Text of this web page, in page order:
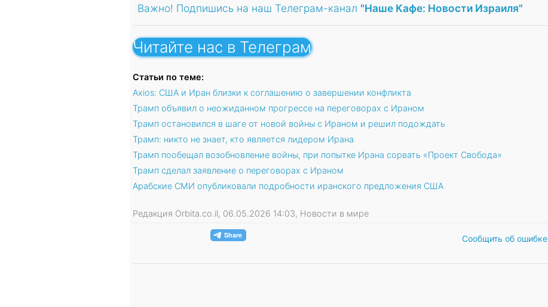
Важно! Подпишись на наш Телеграм-канал "Наше Кафе: Новости Израиля"
Читайте нас в Телеграм
Статьи по теме:
Axios: США и Иран близки к соглашению о завершении конфликта
Трамп объявил о неожиданном прогрессе на переговорах с Ираном
Трамп остановился в шаге от новой войны с Ираном и решил подождать
Трамп: никто не знает, кто является лидером Ирана
Трамп пообещал возобновление войны, при попытке Ирана сорвать «Проект Свобода»
Трамп сделал заявление о переговорах с Ираном
Арабские СМИ опубликовали подробности иранского предложения США
Редакция Orbita.co.il, 06.05.2026 14:03, Новости в мире
Сообщить об ошибке